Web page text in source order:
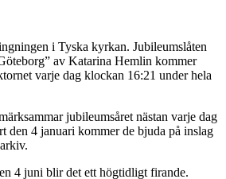
i Tyska kyrkan. Jubileumslåten
av Katarina Hemlin kommer
varje dag klockan 16:21 under hela
jubileumsåret nästan varje dag
den 4 januari kommer de bjuda på inslag
4 juni blir det ett högtidligt firande.